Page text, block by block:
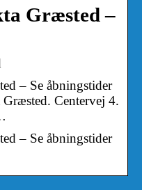
Græsted –
– Se åbningstider
Centervej 4.
– Se åbningstider